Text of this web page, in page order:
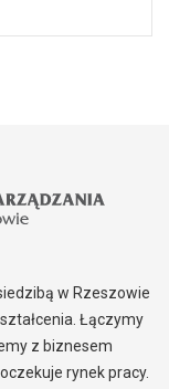
w Rzeszowie
Łączymy
z biznesem
rynek pracy.